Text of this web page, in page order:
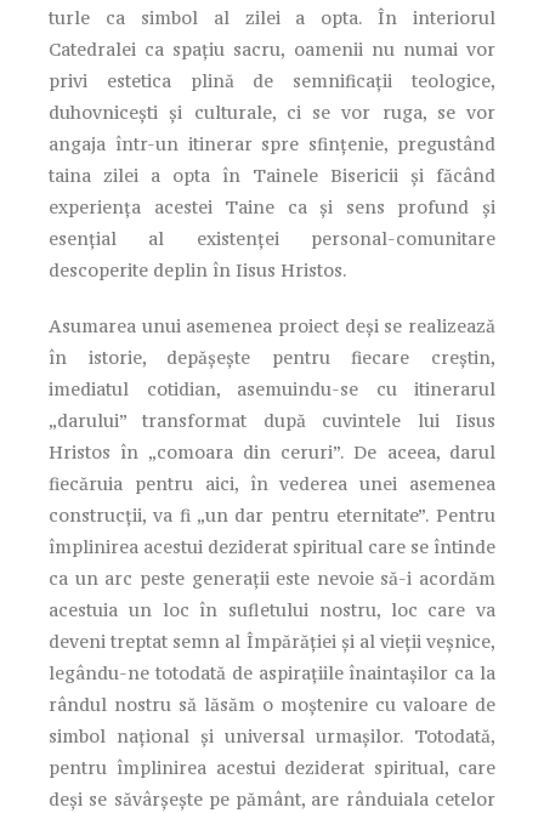
turle ca simbol al zilei a opta. În interiorul
Catedralei ca spaţiu sacru, oamenii nu numai vor
privi estetica plină de semnificaţii teologice,
duhovniceşti şi culturale, ci se vor ruga, se vor
angaja într-un itinerar spre sfinţenie, pregustând
taina zilei a opta în Tainele Bisericii şi făcând
experienţa acestei Taine ca şi sens profund şi
esenţial al existenţei personal-comunitare
descoperite deplin în Iisus Hristos.
Asumarea unui asemenea proiect deşi se realizează
în istorie, depăşeşte pentru fiecare creştin,
imediatul cotidian, asemuindu-se cu itinerarul
„darului” transformat după cuvintele lui Iisus
Hristos în „comoara din ceruri”. De aceea, darul
fiecăruia pentru aici, în vederea unei asemenea
construcţii, va fi „un dar pentru eternitate”. Pentru
împlinirea acestui deziderat spiritual care se întinde
ca un arc peste generaţii este nevoie să-i acordăm
acestuia un loc în sufletului nostru, loc care va
deveni treptat semn al Împărăţiei şi al vieţii veşnice,
legându-ne totodată de aspiraţiile înaintaşilor ca la
rândul nostru să lăsăm o moştenire cu valoare de
simbol naţional şi universal urmaşilor. Totodată,
pentru împlinirea acestui deziderat spiritual, care
deşi se săvârşeşte pe pământ, are rânduiala cetelor